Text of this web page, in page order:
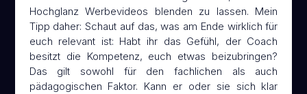
Hochglanz Werbevideos blenden zu lassen. Mein
Tipp daher: Schaut auf das, was am Ende wirklich für
euch relevant ist: Habt ihr das Gefühl, der Coach
besitzt die Kompetenz, euch etwas beizubringen?
Das gilt sowohl für den fachlichen als auch
pädagogischen Faktor. Kann er oder sie sich klar